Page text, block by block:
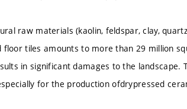
raw materials (kaolin, feldspar, clay,
floor tiles amounts to more than 29 million
in significant damages to the landscape.
for the production ofdrypressed